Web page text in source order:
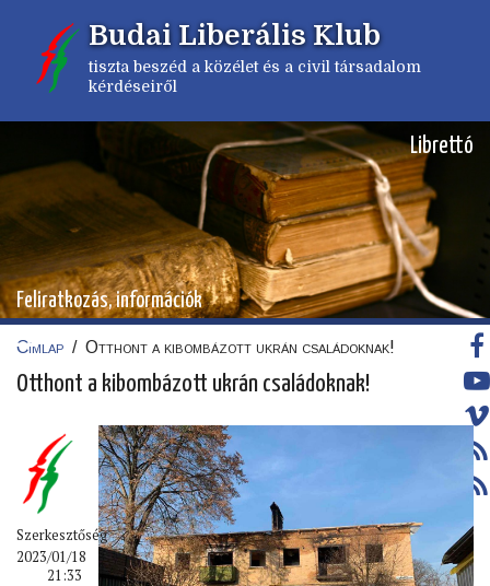
tartalomra
Budai Liberális Klub
tiszta beszéd a közélet és a civil társadalom
kérdéseiről
Librettó
Feliratkozás, információk
Címlap / Otthont a kibombázott ukrán családoknak!
Otthont a kibombázott ukrán családoknak!
Szerkesztőség
2023/01/18
21:33